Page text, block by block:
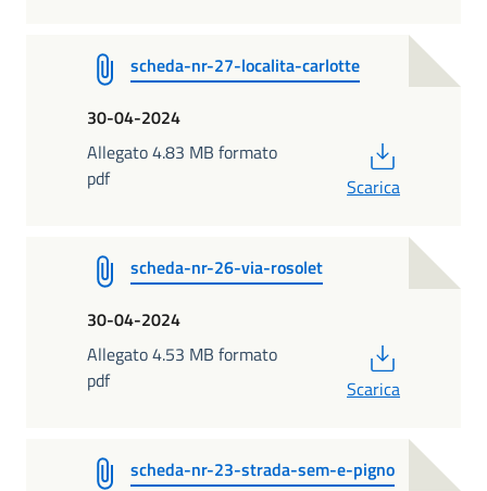
scheda-nr-27-localita-carlotte
30-04-2024
Allegato 4.83 MB formato
pdf
Scarica
scheda-nr-26-via-rosolet
30-04-2024
Allegato 4.53 MB formato
pdf
Scarica
scheda-nr-23-strada-sem-e-pigno